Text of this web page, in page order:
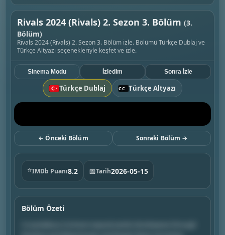
Rivals 2024 (Rivals) 2. Sezon 3. Bölüm (3.
Bölüm)
Rivals 2024 (Rivals) 2. Sezon 3. Bölüm izle. Bölümü Türkçe Dublaj ve
Türkçe Altyazı seçenekleriyle keşfet ve izle.
Türkçe Dublaj Türkçe Altyazı
Sinema Modu İzledim Sonra İzle
← Önceki Bölüm Sonraki Bölüm →
⭐IMDb Puanı8.2 📅Tarih2026-05-15
Bölüm Özeti